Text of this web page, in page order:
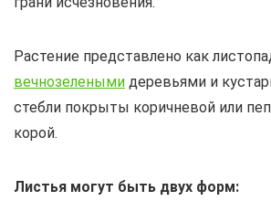
Растение представлено как
вечнозелеными деревьями и
стебли покрыты коричневой или
корой.
Листья могут быть двух форм: